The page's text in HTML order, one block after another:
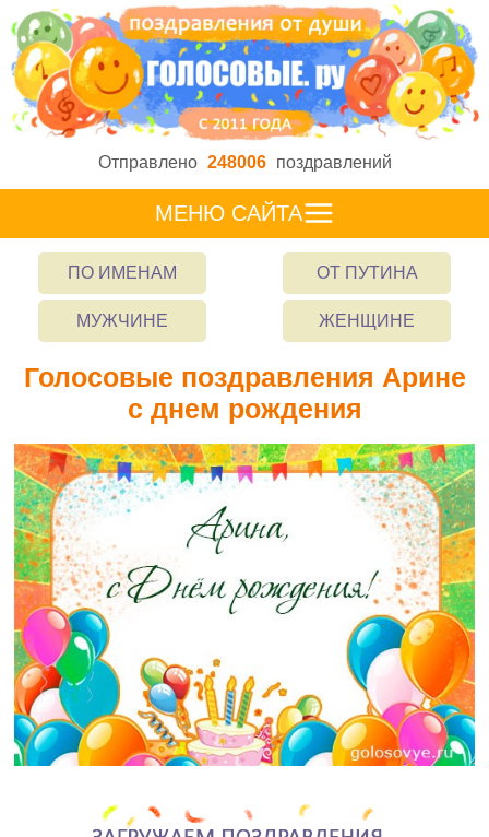
Отправлено 248006 поздравлений
МЕНЮ САЙТА
ПО ИМЕНАМ ОТ ПУТИНА
МУЖЧИНЕ ЖЕНЩИНЕ
Голосовые поздравления Арине
с днем рождения